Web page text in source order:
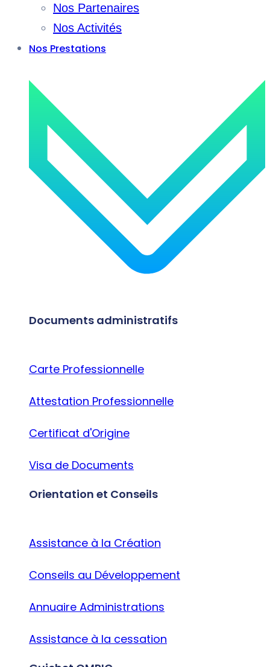
Nos Partenaires
Nos Activités
Nos Prestations
Documents administratifs
Carte Professionnelle
Attestation Professionnelle
Certificat d'Origine
Visa de Documents
Orientation et Conseils
Assistance à la Création
Conseils au Développement
Annuaire Administrations
Assistance à la cessation